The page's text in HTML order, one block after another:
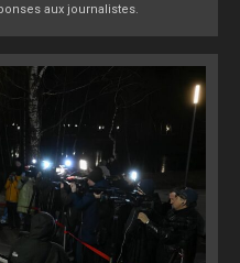
aux journalistes.